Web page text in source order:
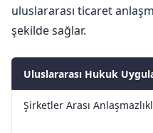
uluslararası ticaret
şekilde sağlar.
Uluslararası Hukuk
Şirketler Arası